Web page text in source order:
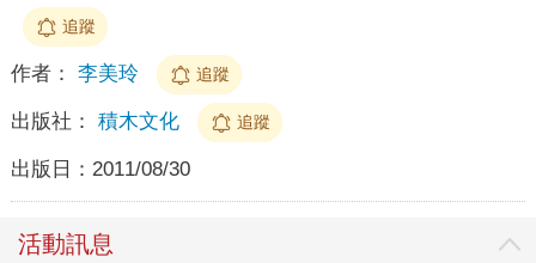
追蹤
作者： 李美玲 追蹤
出版社： 積木文化 追蹤
出版日： 2011/08/30
活動訊息